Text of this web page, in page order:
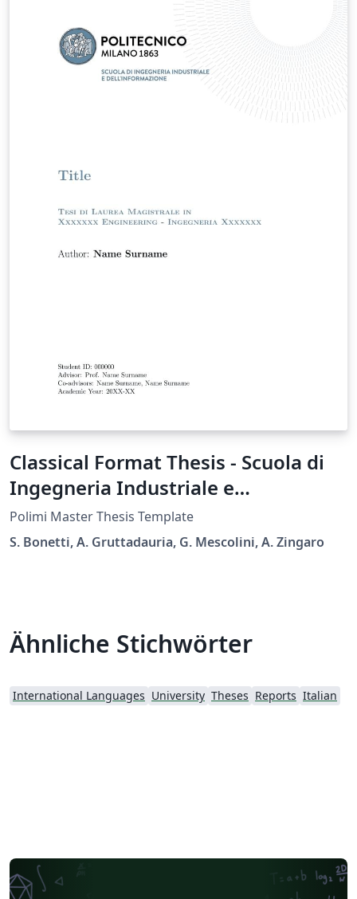
Classical Format Thesis - Scuola di
Ingegneria Industriale e
dell'Informazione - Politecnico di
Milano
Polimi Master Thesis Template
S. Bonetti, A. Gruttadauria, G. Mescolini, A. Zingaro
Ähnliche Stichwörter
International Languages University Theses Reports Italian